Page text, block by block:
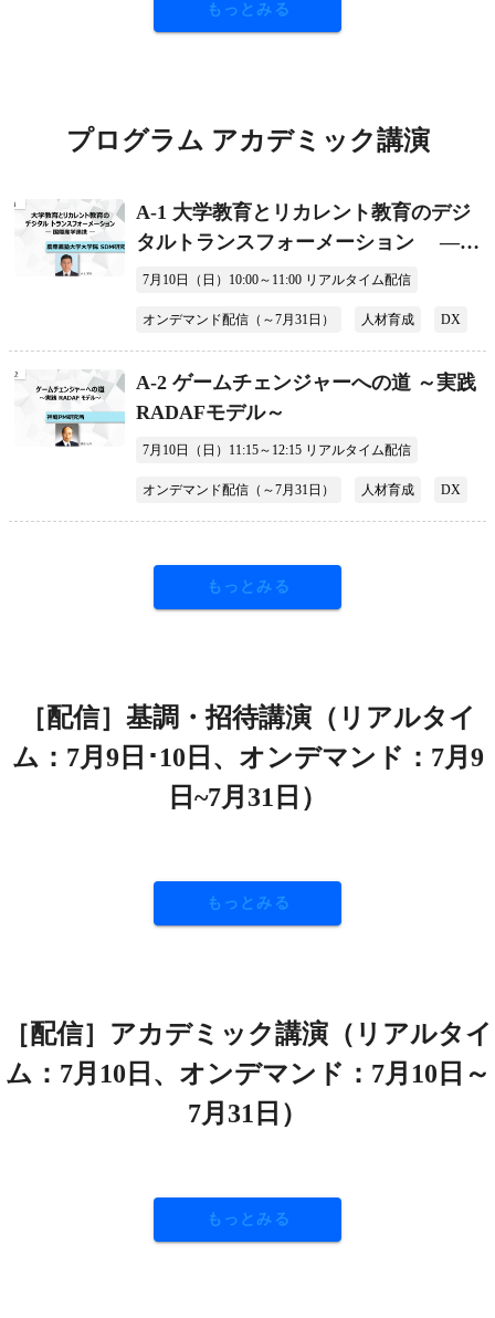
もっとみる
プログラム アカデミック講演
A-1 大学教育とリカレント教育のデジ
タルトランスフォーメーション ―国
際産学連携―
7月10日（日）10:00～11:00 リアルタイム配信
オンデマンド配信（～7月31日） 人材育成 DX
A-2 ゲームチェンジャーへの道 ～実践
RADAFモデル～
7月10日（日）11:15～12:15 リアルタイム配信
オンデマンド配信（～7月31日） 人材育成 DX
もっとみる
［配信］基調・招待講演（リアルタイ
ム：7月9日･10日、オンデマンド：7月9
日~7月31日）
もっとみる
［配信］アカデミック講演（リアルタイ
ム：7月10日、オンデマンド：7月10日～
7月31日）
もっとみる